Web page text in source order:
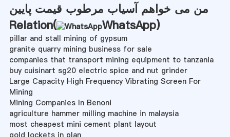
من می خواهم آسیاب مرطوب قیمت پایین
Relation(
WhatsApp)
pillar and stall mining of gypsum
granite quarry mining business for sale
companies that transport mining equipment to tanzania
buy cuisinart sg20 electric spice and nut grinder
Large Capacity High Frequency Vibrating Screen For
Mining
Mining Companies In Benoni
agriculture hammer milling machine in malaysia
most cheapest mini cement plant layout
gold lockets in plan